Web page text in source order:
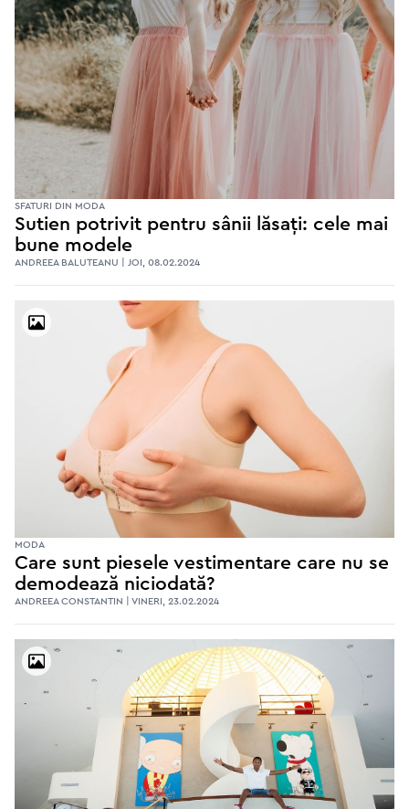
SFATURI DIN MODA
Sutien potrivit pentru sânii lăsați: cele mai
bune modele
ANDREEA BALUTEANU | JOI, 08.02.2024
MODA
Care sunt piesele vestimentare care nu se
demodează niciodată?
ANDREEA CONSTANTIN | VINERI, 23.02.2024